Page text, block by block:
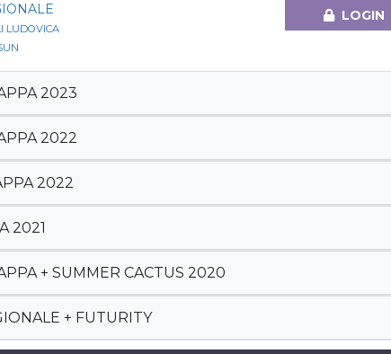
LUDOVICA
LOGIN
2023
2022
2022
2021
+ SUMMER CACTUS 2020
+ FUTURITY